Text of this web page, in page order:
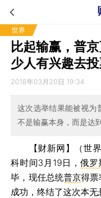
世界
比起输赢，普
少人有兴趣去
2018年03月20日 19:34
这次选举结果能被视为
不是输赢本身，而是达
【财新网】（世
科时间3月19日，俄罗
毕，现任总统普京得票
成功，终结了这次本无